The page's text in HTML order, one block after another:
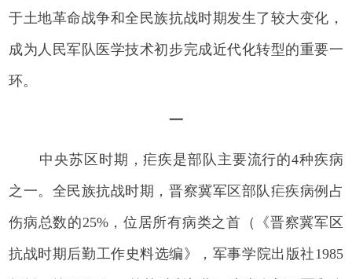
于土地革命战争和全民族抗战时期发生了较大变化，
成为人民军队医学技术初步完成近代化转型的重要一
环。
一
中央苏区时期，疟疾是部队主要流行的4种疾病
之一。全民族抗战时期，晋察冀军区部队疟疾病例占
伤病总数的25%，位居所有病类之首（《晋察冀军区
抗战时期后勤工作史料选编》，军事学院出版社1985